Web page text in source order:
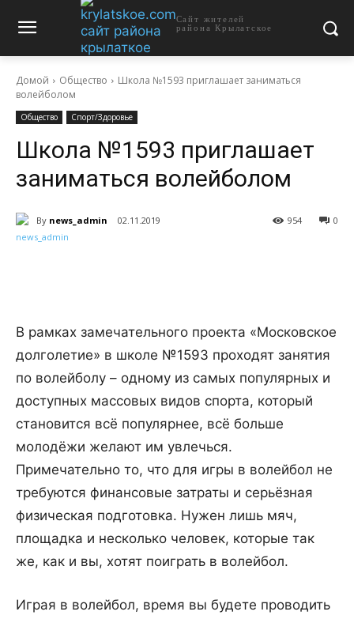
Сайт жителей
района Крылатское
Домой Общество
Школа №1593 приглашает заниматься
волейболом
Общество Спорт/Здоровье
Школа №1593 приглашает
заниматься волейболом
By news_admin 02.11.2019 0
954
В рамках замечательного проекта «Московское
долголетие» в школе №1593 проходят занятия
по волейболу – одному из самых популярных и
доступных массовых видов спорта, который
становится всё популярнее, всё больше
молодёжи желают им увлечься.
Примечательно то, что для игры в волейбол не
требуются финансовые затраты и серьёзная
физическая подготовка. Нужен лишь мяч,
площадка и несколько человек, которые так
же, как и вы, хотят поиграть в волейбол.
Играя в волейбол, время вы будете проводить